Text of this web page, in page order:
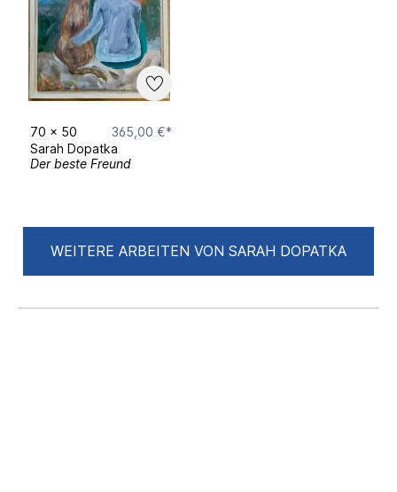
70 x 50
365,00 €*
Sarah Dopatka
Der beste Freund
WEITERE ARBEITEN VON SARAH DOPATKA